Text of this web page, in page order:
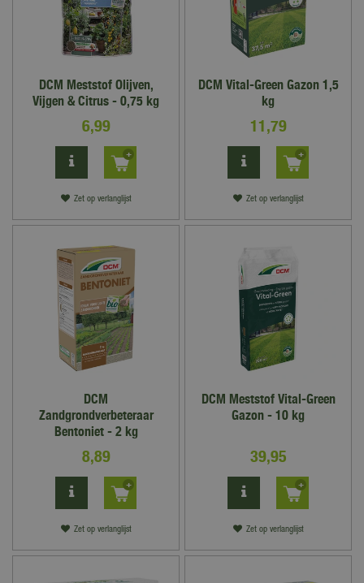
DCM Meststof Olijven,
Vijgen & Citrus - 0,75 kg
6,99
Zet op verlanglijst
DCM Vital-Green Gazon 1,5
kg
11,79
Zet op verlanglijst
DCM
Zandgrondverbeteraar
Bentoniet - 2 kg
8,89
Zet op verlanglijst
DCM Meststof Vital-Green
Gazon - 10 kg
39,95
Zet op verlanglijst